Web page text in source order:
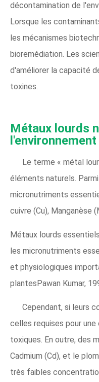
décontamination de
Lorsque les
les mécanismes
bioremédiation. Les
d'améliorer la capacité
toxines.
Métaux lourds
l'environnement
Le terme « métal
éléments naturels.
micronutriments
cuivre (Cu), Manganèse
Métaux lourds
les micronutriments
et physiologiques
plantesPawan Kumar,
Cependant, si leurs
celles requises pour
toxiques. En outre, des
Cadmium (Cd), et le
très faibles